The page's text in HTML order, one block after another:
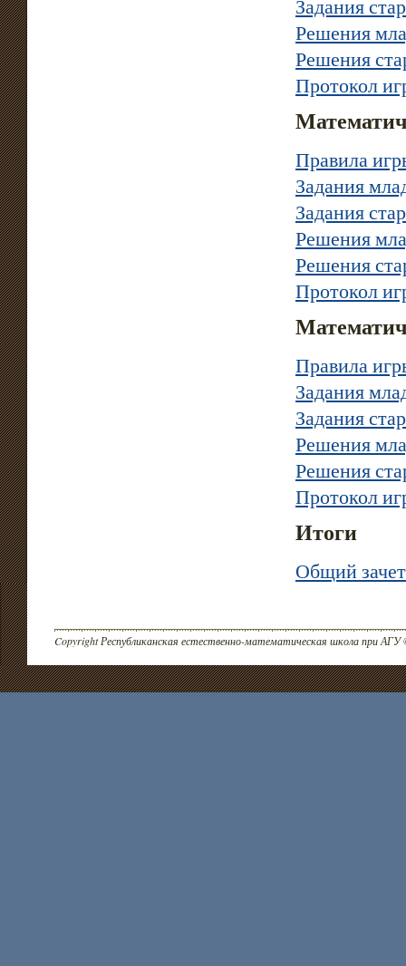
Задания
Решения
Решения
Протокол
Правила
Задания
Задания
Решения
Решения
Протокол
Правила
Задания
Задания
Решения
Решения
Протокол
Итоги
Общий
Copyright Республиканская естественно-математическая школа при АГУ